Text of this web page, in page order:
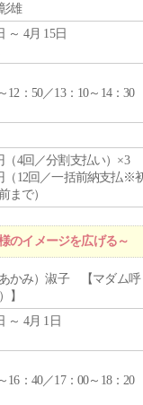
雄
～ 4月 15日
12：50／13：10～14：30
（4回／分割支払い）×3
（12回／一括前納支払※
まで）
のイメージを広げる～
かみ）淑子 【マダム呼
】
～ 4月 1日
16：40／17：00～18：20